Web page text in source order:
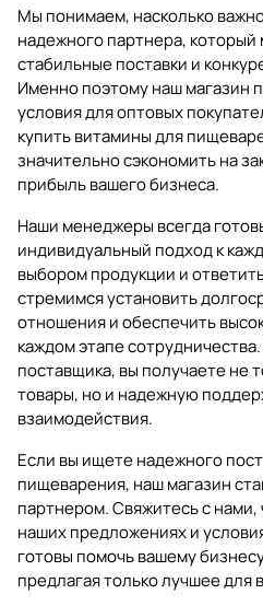
Мы понимаем, насколько
надежного партнера,
стабильные поставки и
Именно поэтому наш магазин
условия для оптовых
купить витамины для
значительно сэкономить на
прибыль вашего бизнеса.
Наши менеджеры всегда
индивидуальный подход к
выбором продукции и
стремимся установить
отношения и обеспечить
каждом этапе
поставщика, вы получаете не
товары, но и надежную
взаимодействия.
Если вы ищете надежного
пищеварения, наш магазин
партнером. Свяжитесь с нами,
наших предложениях и
готовы помочь вашему
предлагая только лучшее для